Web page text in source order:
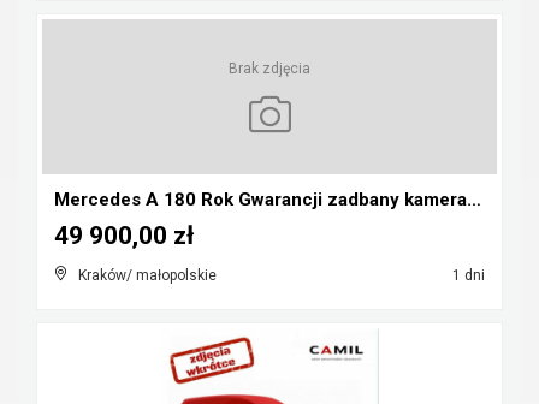
Brak zdjęcia
Mercedes A 180 Rok Gwarancji zadbany kamera pdc au...
Kraków/ małopolskie 1 dni
49 900,00 zł